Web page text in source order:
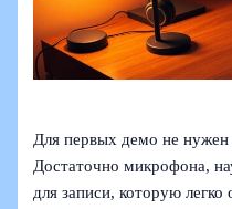
Для первых демо не
Достаточно микрофона,
для записи, которую легко